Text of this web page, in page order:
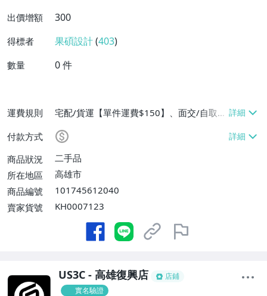
出價增額
300
得標者 果碩設計(403)
數量 0件
運費規則
宅配/貨運【單件運費$150】、面交/自取/
不寄送【免運費】
付款方式
商品狀況
二手品
所在地區
高雄市
商品編號
101745612040
賣家貨號
KH0007123
US3C - 高雄復興店
店鋪
實名驗證